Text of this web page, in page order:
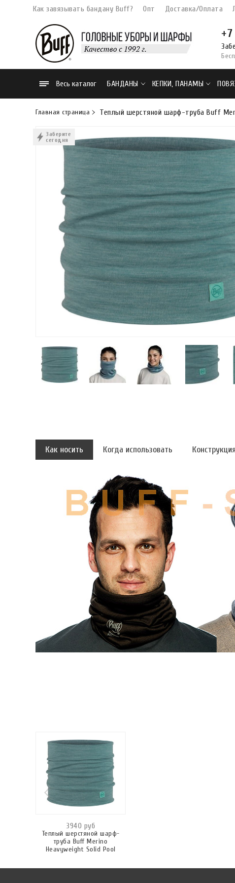
Как завязывать бандану Buff? Опт Доставка/Оплата
Весь каталог БАНДАНЫ КЕПКИ, ПАНАМЫ
Главная страница Теплый шерстяной шарф-труба Buff
Заберите
сегодня
Как носить Когда использовать
3940 руб
Теплый шерстяной шарф-
труба Buff Merino
Heavyweight Solid Pool